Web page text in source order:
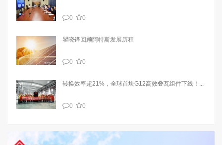
0 0
瞿晓铧回顾阿特斯发展历程
0 0
转换效率超21%，全球首块G12高效叠瓦组件下线！...
0 0